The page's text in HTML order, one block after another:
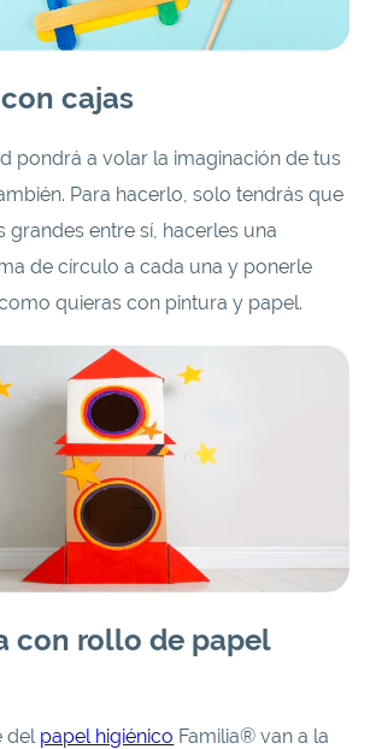
cajas
pondrá a volar la imaginación de tus
Para hacerlo, solo tendrás que
grandes entre sí, hacerles una
de círculo a cada una y ponerle
quieras con pintura y papel.
con rollo de papel
del papel higiénico Familia® van a la